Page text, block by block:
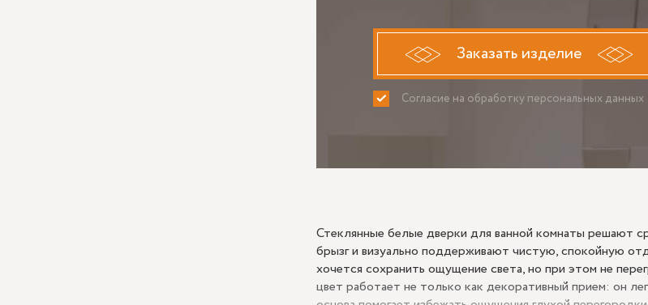
Заказать изделие
Согласие на обработку персональных данных
ПРИНИМАЮ
Стеклянные белые дверки для ванной комнаты решают
брызг и визуально поддерживают чистую, спокойную
хочется сохранить ощущение света, но при этом не
цвет работает не только как декоративный прием: он